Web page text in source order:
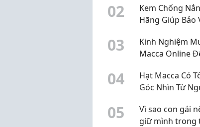
ủng hộ 3 tỷ
Chữ thập đỏ
02
Kem Chống
Hãng Giúp Bảo
03
Kinh Nghiệm
Macca Online
Lượng
04
Hạt Macca Có
Góc Nhìn Từ
05
Vì sao con gái
giữ mình trong